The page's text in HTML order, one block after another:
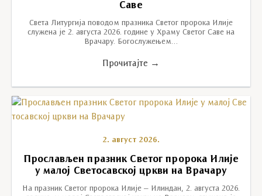
Саве
Света Литургија поводом празника Светог пророка Илије
служена је 2. августа 2026. године у Храму Светог Саве на
Врачару. Богослужењем…
Прочитајте →
2. август 2026.
Прослављен празник Светог пророка Илије
у малој Светосавској цркви на Врачару
На празник Светог пророка Илије – Илиндан, 2. августа 2026.